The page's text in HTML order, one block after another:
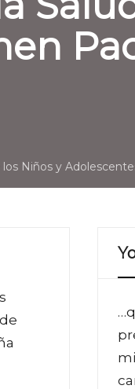
Niños y